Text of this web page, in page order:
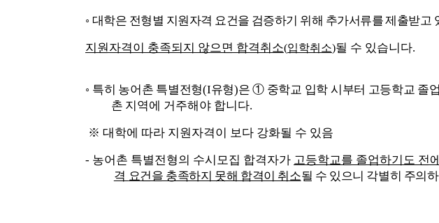
◦ 대학은 전형별 지원자격 요건을 검증하기 위해 추가서류를 제출받고
지원자격이 충족되지 않으면 합격취소(입학취소)될 수 있습니다.
◦ 특히 농어촌 특별전형(I유형)은① 중학교 입학 시부터 고등학교 졸
촌 지역에 거주해야 합니다.
※ 대학에 따라 지원자격이 보다 강화될 수 있음
- 농어촌 특별전형의 수시모집 합격자가 고등학교를 졸업하기도 전
격 요건을 충족하지 못해 합격이 취소될 수 있으니 각별히 주의